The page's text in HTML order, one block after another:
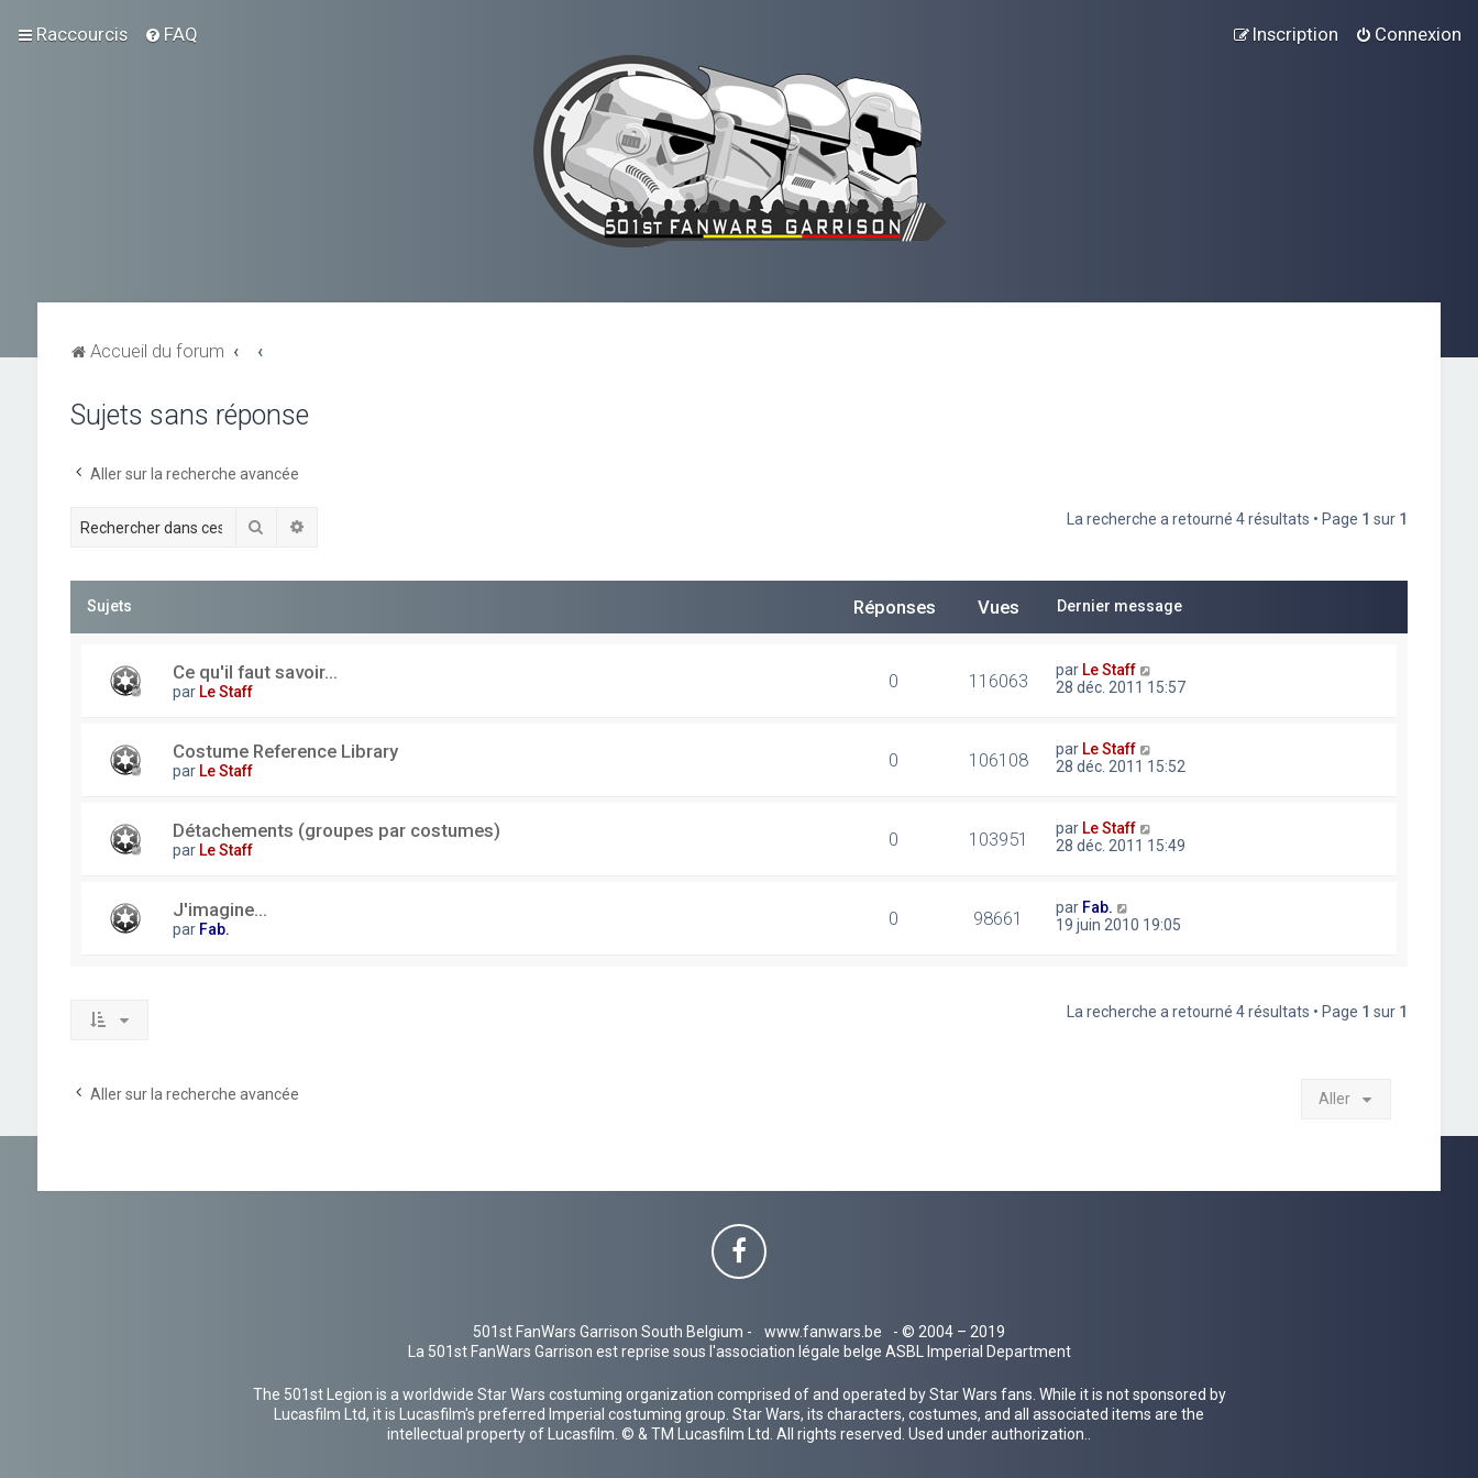
Raccourcis FAQ Connexion
Inscription
Accueil du forum
Sujets sans réponse
Aller sur la recherche avancée
Rechercher La recherche a retourné 4 résultats • Page 1 sur 1
Sujets Réponses Vues Dernier message
Ce qu'il faut savoir...
par Le Staff 0 116063 par Le Staff
28 déc. 2011 15:57
Costume Reference Library
par Le Staff 0 106108 par Le Staff
28 déc. 2011 15:52
Détachements (groupes par costumes)
par Le Staff 0 103951 par Le Staff
28 déc. 2011 15:49
J'imagine...
par Fab. 0 98661 par Fab.
19 juin 2010 19:05
La recherche a retourné 4 résultats • Page 1 sur 1
Aller sur la recherche avancée Aller
501st FanWars Garrison South Belgium - www.fanwars.be
- © 2004 – 2019
La 501st FanWars Garrison est reprise sous l'association légale belge ASBL Imperial Department
The 501st Legion is a worldwide Star Wars costuming organization comprised of and operated by Star Wars fans. While it is not sponsored by
Lucasfilm Ltd, it is Lucasfilm's preferred Imperial costuming group. Star Wars, its characters, costumes, and all associated items are the
intellectual property of Lucasfilm. © & TM Lucasfilm Ltd. All rights reserved. Used under authorization..